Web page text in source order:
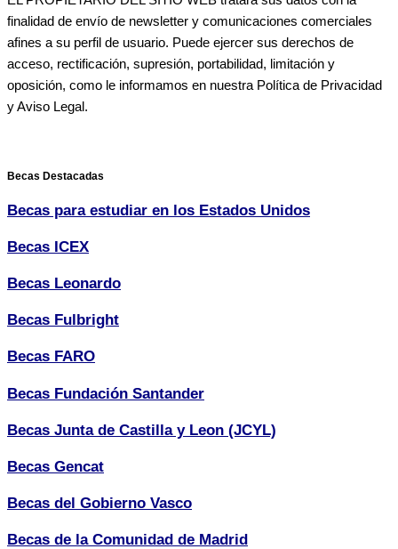
finalidad de envío de newsletter y comunicaciones comerciales
afines a su perfil de usuario. Puede ejercer sus derechos de
acceso, rectificación, supresión, portabilidad, limitación y
oposición, como le informamos en nuestra Política de Privacidad
y Aviso Legal.
Becas Destacadas
Becas para estudiar en los Estados Unidos
Becas ICEX
Becas Leonardo
Becas Fulbright
Becas FARO
Becas Fundación Santander
Becas Junta de Castilla y Leon (JCYL)
Becas Gencat
Becas del Gobierno Vasco
Becas de la Comunidad de Madrid